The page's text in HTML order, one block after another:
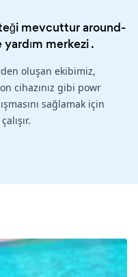
mevcuttur around-
yardım merkezi.
oluşan ekibimiz,
cihazınız gibi powr
sağlamak için